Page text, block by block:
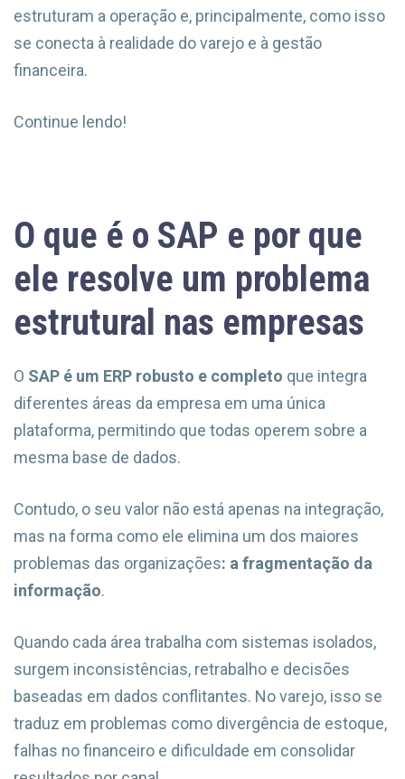
estruturam a operação e, principalmente, como isso
se conecta à realidade do varejo e à gestão
financeira.
Continue lendo!
O que é o SAP e por que
ele resolve um problema
estrutural nas empresas
O SAP é um ERP robusto e completo que integra
diferentes áreas da empresa em uma única
plataforma, permitindo que todas operem sobre a
mesma base de dados.
Contudo, o seu valor não está apenas na integração,
mas na forma como ele elimina um dos maiores
problemas das organizações: a fragmentação da
informação.
Quando cada área trabalha com sistemas isolados,
surgem inconsistências, retrabalho e decisões
baseadas em dados conflitantes. No varejo, isso se
traduz em problemas como divergência de estoque,
falhas no financeiro e dificuldade em consolidar